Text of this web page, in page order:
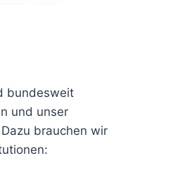
bundesweit
und unser
brauchen wir